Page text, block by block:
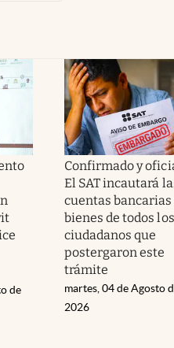
de
Confirmado y
El SAT incautará
cuentas bancarias
bienes de todos los
ciudadanos que
postergaron este
trámite
martes, 04 de Agosto
2026